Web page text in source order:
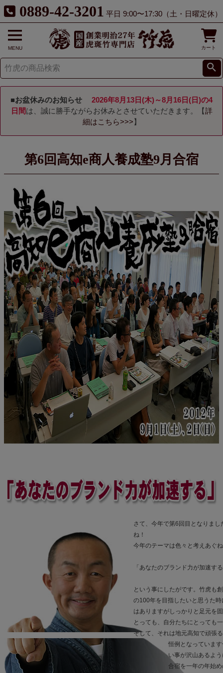
0889-42-3201 平日 9:00〜17:30（土・日曜定休）
MENU カート
■お盆休みのお知らせ
2026年8月13日(木)～8月16日(日)の4
日間は、誠に勝手ながらお休みとさせていただきます。【詳
細はこちら>>> 】
第6回高知e商人養成塾9月合宿
さて、今年で第6回目となりま
ね！
今年のテーマは色々と考えあぐ
「あなたのブランド力が加速す
という事にしたがです。竹虎も
の100年を目指したいと思うた
はありますがしっかりと足元を
とっても、自分たちにとっても
そして、それは地元高知で頑張
恒例となっていま
い事が沢山あるよ
合宿を一年の年始